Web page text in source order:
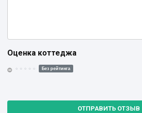
Оценка коттеджа
Без рейтинга
ОТПРАВИТЬ ОТЗЫВ